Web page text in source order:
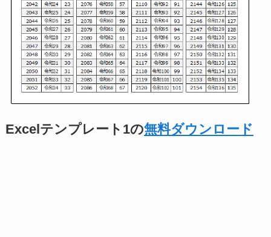
Excelテンプレート1の無料ダウンロード